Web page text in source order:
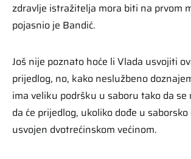
zdravlje istražitelja mora biti na prvom
pojasnio je Bandić.
Još nije poznato hoće li Vlada usvojiti
prijedlog, no, kako neslužbeno
ima veliku podršku u saboru tako da se
da će prijedlog, ukoliko dođe u
usvojen dvotrećinskom većinom.